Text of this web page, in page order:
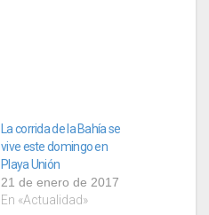
La corrida de la Bahía se
vive este domingo en
Playa Unión
21 de enero de 2017
En «Actualidad»